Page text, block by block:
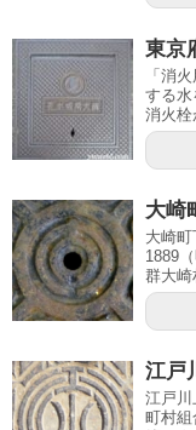
東京
「消
する水
消火栓
大崎
大崎
1889
群大崎
江戸
江戸
町村